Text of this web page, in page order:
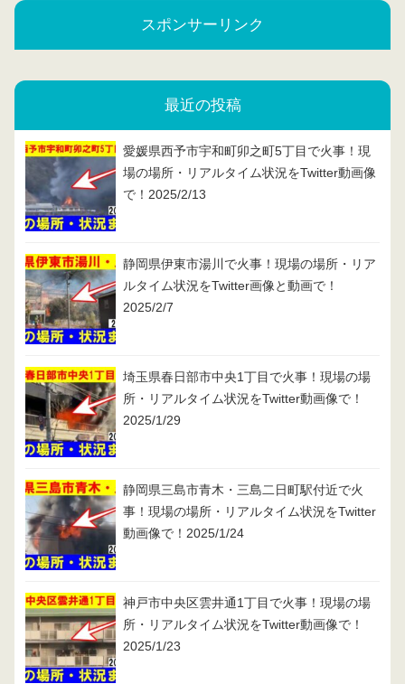
スポンサーリンク
最近の投稿
愛媛県西予市宇和町卯之町5丁目で火事！現
場の場所・リアルタイム状況をTwitter動画像
で！2025/2/13
静岡県伊東市湯川で火事！現場の場所・リア
ルタイム状況をTwitter画像と動画で！
2025/2/7
埼玉県春日部市中央1丁目で火事！現場の場
所・リアルタイム状況をTwitter動画像で！
2025/1/29
静岡県三島市青木・三島二日町駅付近で火
事！現場の場所・リアルタイム状況をTwitter
動画像で！2025/1/24
神戸市中央区雲井通1丁目で火事！現場の場
所・リアルタイム状況をTwitter動画像で！
2025/1/23